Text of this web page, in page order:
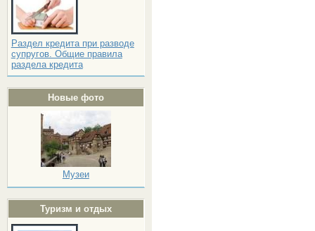
Раздел кредита при разводе
супругов. Общие правила
раздела кредита
Новые фото
Музеи
Туризм и отдых